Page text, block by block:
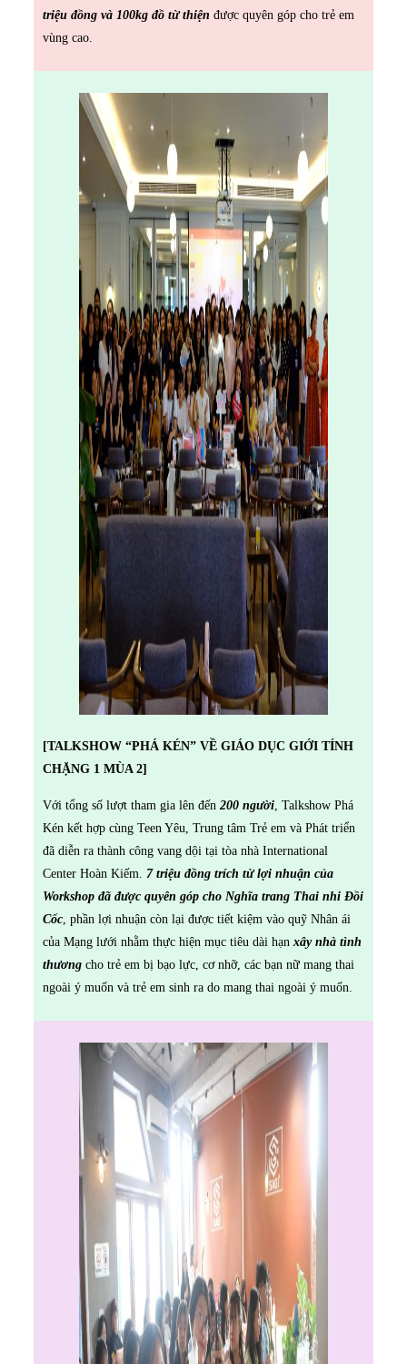
triệu đồng và 100kg đồ từ thiện được quyên góp cho trẻ em
vùng cao.
[TALKSHOW “PHÁ KÉN” VỀ GIÁO DỤC GIỚI TÍNH
CHẶNG 1 MÙA 2]
Với tổng số lượt tham gia lên đến 200 người, Talkshow Phá
Kén kết hợp cùng Teen Yêu, Trung tâm Trẻ em và Phát triển
đã diễn ra thành công vang dội tại tòa nhà International
Center Hoàn Kiếm. 7 triệu đồng trích từ lợi nhuận của
Workshop đã được quyên góp cho Nghĩa trang Thai nhi Đồi
Cốc, phần lợi nhuận còn lại được tiết kiệm vào quỹ Nhân ái
của Mạng lưới nhằm thực hiện mục tiêu dài hạn xây nhà tình
thươngcho trẻ em bị bạo lực, cơ nhỡ, các bạn nữ mang thai
ngoài ý muốn và trẻ em sinh ra do mang thai ngoài ý muốn.